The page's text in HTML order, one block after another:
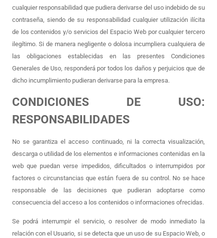
cualquier responsabilidad que pudiera derivarse del uso indebido de su
contraseña, siendo de su responsabilidad cualquier utilización ilícita
de los contenidos y/o servicios del Espacio Web por cualquier tercero
ilegítimo. Si de manera negligente o dolosa incumpliera cualquiera de
las obligaciones establecidas en las presentes Condiciones
Generales de Uso, responderá por todos los daños y perjuicios que de
dicho incumplimiento pudieran derivarse para la empresa.
CONDICIONES DE USO:
RESPONSABILIDADES
No se garantiza el acceso continuado, ni la correcta visualización,
descarga o utilidad de los elementos e informaciones contenidas en la
web que puedan verse impedidos, dificultados o interrumpidos por
factores o circunstancias que están fuera de su control. No se hace
responsable de las decisiones que pudieran adoptarse como
consecuencia del acceso a los contenidos o informaciones ofrecidas.
Se podrá interrumpir el servicio, o resolver de modo inmediato la
relación con el Usuario, si se detecta que un uso de su Espacio Web, o